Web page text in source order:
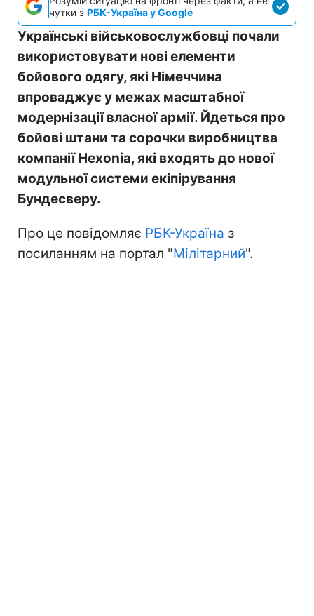
чутки з РБК-Україна у Google
Українські військовослужбовці почали
використовувати нові елементи
бойового одягу, які Німеччина
впроваджує у межах масштабної
модернізації власної армії. Йдеться про
бойові штани та сорочки виробництва
компанії Hexonia, які входять до нової
модульної системи екіпірування
Бундесверу.
Про це повідомляє РБК-Україна з
посиланням на портал "Мілітарний".